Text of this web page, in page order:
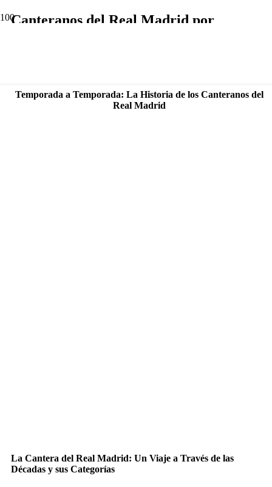
Canteranos del Real Madrid por
Temporada a Temporada: La Historia de los Canteranos del
Real Madrid
La Cantera del Real Madrid: Un Viaje a Través de las
Décadas y sus Categorías